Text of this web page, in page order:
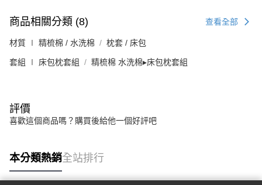
商品相關分類 (8) 查看全部
材質 ∣ 精梳棉 / 水洗棉 枕套 / 床包
套組 ∣ 床包枕套組 精梳棉 水洗棉▸床包枕套組
評價
喜歡這個商品嗎？購買後給他一個好評吧
本分類熱銷全站排行